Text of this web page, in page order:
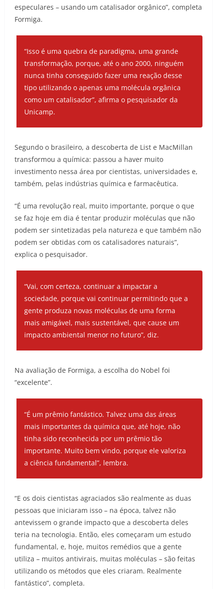
especulares – usando um catalisador orgânico”, completa
Formiga.
“Isso é uma quebra de paradigma, uma grande
transformação, porque, até o ano 2000, ninguém
nunca tinha conseguido fazer uma reação desse
tipo utilizando o apenas uma molécula orgânica
como um catalisador”, afirma o pesquisador da
Unicamp.
Segundo o brasileiro, a descoberta de List e MacMillan
transformou a química: passou a haver muito
investimento nessa área por cientistas, universidades e,
também, pelas indústrias química e farmacêutica.
“É uma revolução real, muito importante, porque o que
se faz hoje em dia é tentar produzir moléculas que não
podem ser sintetizadas pela natureza e que também não
podem ser obtidas com os catalisadores naturais”,
explica o pesquisador.
“Vai, com certeza, continuar a impactar a
sociedade, porque vai continuar permitindo que a
gente produza novas moléculas de uma forma
mais amigável, mais sustentável, que cause um
impacto ambiental menor no futuro”, diz.
Na avaliação de Formiga, a escolha do Nobel foi
“excelente”.
“É um prêmio fantástico. Talvez uma das áreas
mais importantes da química que, até hoje, não
tinha sido reconhecida por um prêmio tão
importante. Muito bem vindo, porque ele valoriza
a ciência fundamental”, lembra.
“E os dois cientistas agraciados são realmente as duas
pessoas que iniciaram isso – na época, talvez não
antevissem o grande impacto que a descoberta deles
teria na tecnologia. Então, eles começaram um estudo
fundamental, e, hoje, muitos remédios que a gente
utiliza – muitos antivirais, muitas moléculas – são feitas
utilizando os métodos que eles criaram. Realmente
fantástico”, completa.